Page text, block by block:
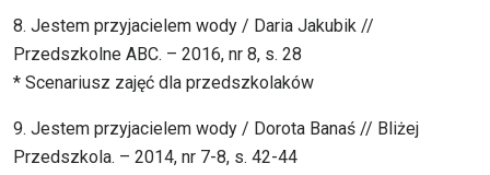
8. Jestem przyjacielem wody / Daria Jakubik //
Przedszkolne ABC. – 2016, nr 8, s. 28
* Scenariusz zajęć dla przedszkolaków
9. Jestem przyjacielem wody / Dorota Banaś // Bliżej
Przedszkola. – 2014, nr 7-8, s. 42-44